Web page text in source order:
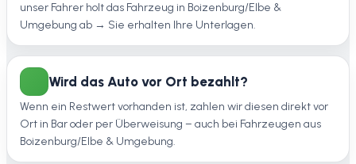
unser Fahrer holt das Fahrzeug in Boizenburg/Elbe &
Umgebung ab → Sie erhalten Ihre Unterlagen.
Wird das Auto vor Ort bezahlt?
Wenn ein Restwert vorhanden ist, zahlen wir diesen direkt vor
Ort in Bar oder per Überweisung – auch bei Fahrzeugen aus
Boizenburg/Elbe & Umgebung.